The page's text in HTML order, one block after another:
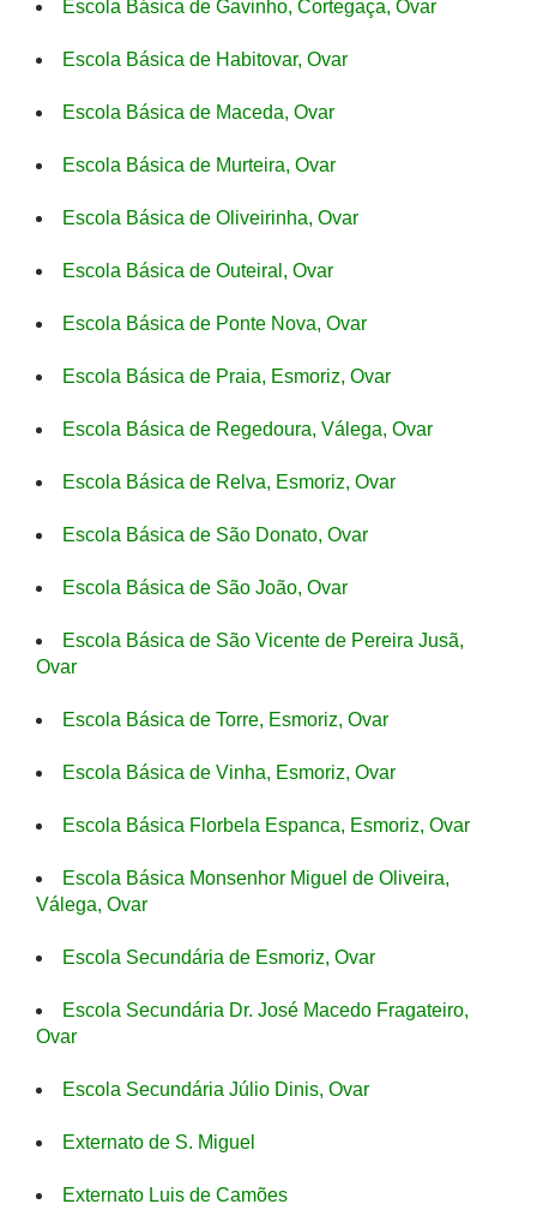
Escola Básica de Gavinho, Cortegaça, Ovar
Escola Básica de Habitovar, Ovar
Escola Básica de Maceda, Ovar
Escola Básica de Murteira, Ovar
Escola Básica de Oliveirinha, Ovar
Escola Básica de Outeiral, Ovar
Escola Básica de Ponte Nova, Ovar
Escola Básica de Praia, Esmoriz, Ovar
Escola Básica de Regedoura, Válega, Ovar
Escola Básica de Relva, Esmoriz, Ovar
Escola Básica de São Donato, Ovar
Escola Básica de São João, Ovar
Escola Básica de São Vicente de Pereira Jusã,
Ovar
Escola Básica de Torre, Esmoriz, Ovar
Escola Básica de Vinha, Esmoriz, Ovar
Escola Básica Florbela Espanca, Esmoriz, Ovar
Escola Básica Monsenhor Miguel de Oliveira,
Válega, Ovar
Escola Secundária de Esmoriz, Ovar
Escola Secundária Dr. José Macedo Fragateiro,
Ovar
Escola Secundária Júlio Dinis, Ovar
Externato de S. Miguel
Externato Luis de Camões